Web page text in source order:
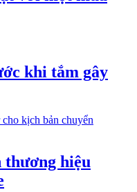
khi tắm gây
thương hiệu